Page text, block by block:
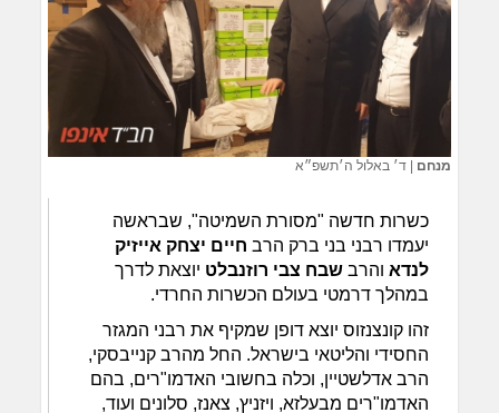
מנחם |ד׳ באלול ה׳תשפ״א
כשרות חדשה "מסורת השמיטה", שבראשה
יעמדו רבני בני ברק הרב חיים יצחק אייזיק
לנדא והרב שבח צבי רוזנבלט יוצאת לדרך
במהלך דרמטי בעולם הכשרות החרדי.
זהו קונצנזוס יוצא דופן שמקיף את רבני המגזר
החסידי והליטאי בישראל. החל מהרב קנייבסקי,
הרב אדלשטיין, וכלה בחשובי האדמו"רים, בהם
האדמו"רים מבעלזא, ויזניץ, צאנז, סלונים ועוד,